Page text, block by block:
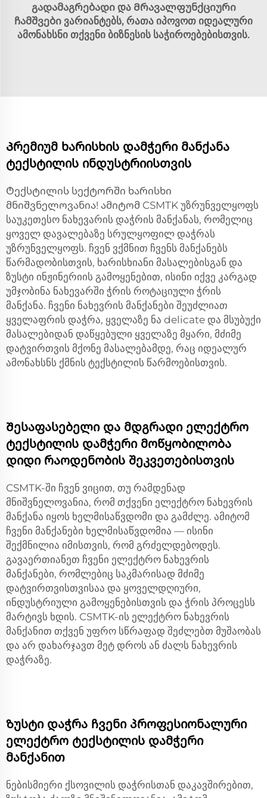
გადამაგრებადი და Მრავალფუნქციური
ჩამშვები ვარიანტებს, რათა იპოვოთ იდეალური
ამონახსნი თქვენი ბიზნესის საჭიროებებისთვის.
Პრემიუმ ხარისხის დამჭერი მანქანა
ტექსტილის ინდუსტრიისთვის
Ტექსტილის სექტორში ხარისხი
მნიშვნელოვანია! ამიტომ CSMTK უზრუნველყოფს
საუკეთესო ნახევარის დაჭრის მანქანას, რომელიც
ყოველ დავალებაზე სრულყოფილ დაჭრას
უზრუნველყოფს. ჩვენ ვქმნით ჩვენს მანქანებს
წარმადობისთვის, ხარისხიანი მასალებისგან და
ზუსტი ინჟინერიის გამოყენებით, ისინი იქვე კარგად
უმჯობინა ნახევარში ჭრის როტაციული ჭრის
მანქანა. ჩვენი ნახევრის მანქანები შეუძლიათ
ყველაფრის დაჭრა, ყველაზე ნა delicate და მსუბუქი
მასალებიდან დაწყებული ყველაზე მყარი, მძიმე
დატვირთვის მქონე მასალებამდე, რაც იდეალურ
ამონახსნს ქმნის ტექსტილის წარმოებისთვის.
Შესაფასებელი და მდგრადი ელექტრო
ტექსტილის დამჭერი მოწყობილობა
დიდი რაოდენობის შეკვეთებისთვის
CSMTK-ში ჩვენ ვიცით, თუ რამდენად
მნიშვნელოვანია, რომ თქვენი ელექტრო ნახევრის
მანქანა იყოს ხელმისაწვდომი და გამძლე. ამიტომ
ჩვენი მანქანები ხელმისაწვდომია — ისინი
შექმნილია იმისთვის, რომ გრძელდებოდეს.
გავაერთიანეთ ჩვენი ელექტრო ნახევრის
მანქანები, რომლებიც საკმარისად მძიმე
დატვირთვისთვისაა და ყოველდღიური,
ინდუსტრიული გამოყენებისთვის და ჭრის პროცესს
მარტივს ხდის. CSMTK-ის ელექტრო ნახევრის
მანქანით თქვენ უფრო სწრაფად შეძლებთ მუშაობას
და არ დახარჯავთ მეტ დროს ან ძალს ნახევრის
დაჭრაზე.
Ზუსტი დაჭრა ჩვენი პროფესიონალური
ელექტრო ტექსტილის დამჭერი
მანქანით
ნებისმიერი ქსოვილის დაჭრისთან დაკავშირებით,